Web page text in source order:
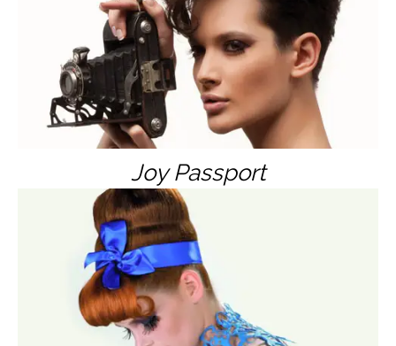
Joy Passport